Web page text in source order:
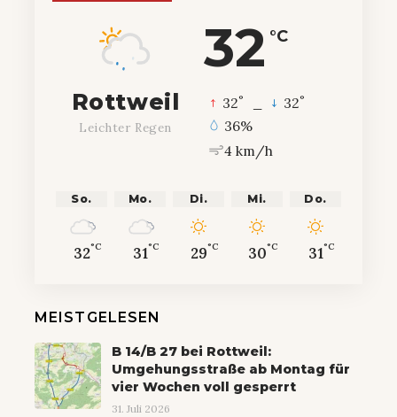
32 °C
Rottweil
Leichter Regen
32° 32°
36%
4 km/h
So.
32°C
Mo.
31°C
Di.
29°C
Mi.
30°C
Do.
31°C
MEISTGELESEN
B 14/B 27 bei Rottweil:
Umgehungsstraße ab Montag für
vier Wochen voll gesperrt
31. Juli 2026